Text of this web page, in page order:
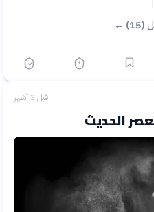
←
قبل 3 أشهر